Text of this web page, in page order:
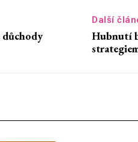
důchody
Další
Hubnutí